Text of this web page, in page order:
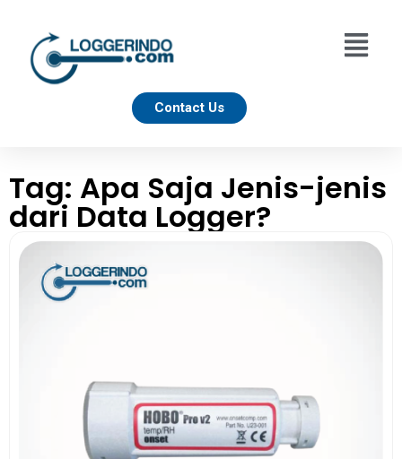
Contact Us
Tag: Apa Saja Jenis-jenis
dari Data Logger?